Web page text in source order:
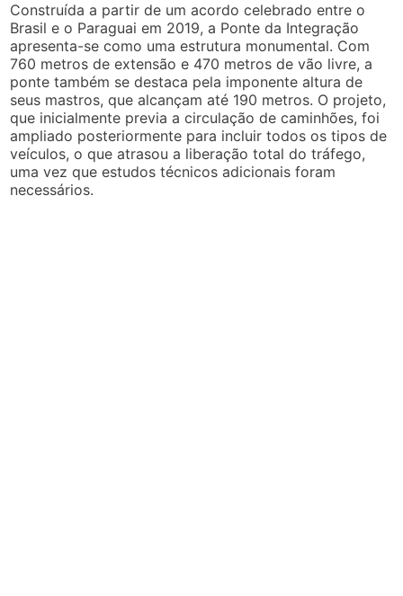
Construída a partir de um acordo celebrado entre o
Brasil e o Paraguai em 2019, a Ponte da Integração
apresenta-se como uma estrutura monumental. Com
760 metros de extensão e 470 metros de vão livre, a
ponte também se destaca pela imponente altura de
seus mastros, que alcançam até 190 metros. O projeto,
que inicialmente previa a circulação de caminhões, foi
ampliado posteriormente para incluir todos os tipos de
veículos, o que atrasou a liberação total do tráfego,
uma vez que estudos técnicos adicionais foram
necessários.